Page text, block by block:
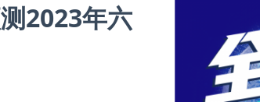
2023年六